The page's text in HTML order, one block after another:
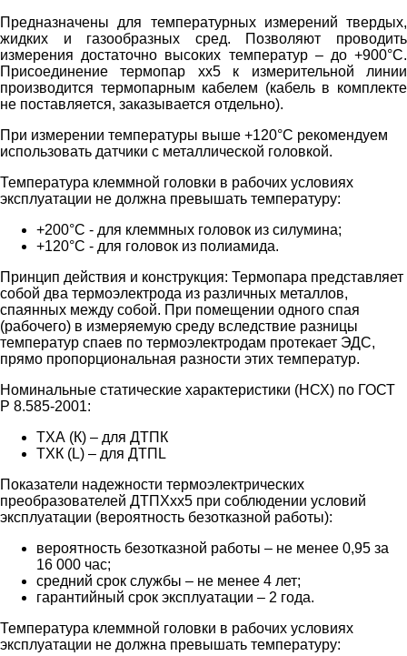
Предназначены для температурных измерений твердых,
жидких и газообразных сред. Позволяют проводить
измерения достаточно высоких температур – до +900°С.
Присоединение термопар хх5 к измерительной линии
производится термопарным кабелем (кабель в комплекте
не поставляется, заказывается отдельно).
При измерении температуры выше +120°C рекомендуем
использовать датчики с металлической головкой.
Температура клеммной головки в рабочих условиях
эксплуатации не должна превышать температуру:
+200°C - для клеммных головок из силумина;
+120°C - для головок из полиамида.
Принцип действия и конструкция: Термопара представляет
собой два термоэлектрода из различных металлов,
спаянных между собой. При помещении одного спая
(рабочего) в измеряемую среду вследствие разницы
температур спаев по термоэлектродам протекает ЭДС,
прямо пропорциональная разности этих температур.
Номинальные статические характеристики (НСХ) по ГОСТ
Р 8.585-2001:
ТХА (К) – для ДТПК
ТХК (L) – для ДТПL
Показатели надежности термоэлектрических
преобразователей ДТПХхх5 при соблюдении условий
эксплуатации (вероятность безотказной работы):
вероятность безотказной работы – не менее 0,95 за
16 000 час;
средний срок службы – не менее 4 лет;
гарантийный срок эксплуатации – 2 года.
Температура клеммной головки в рабочих условиях
эксплуатации не должна превышать температуру: